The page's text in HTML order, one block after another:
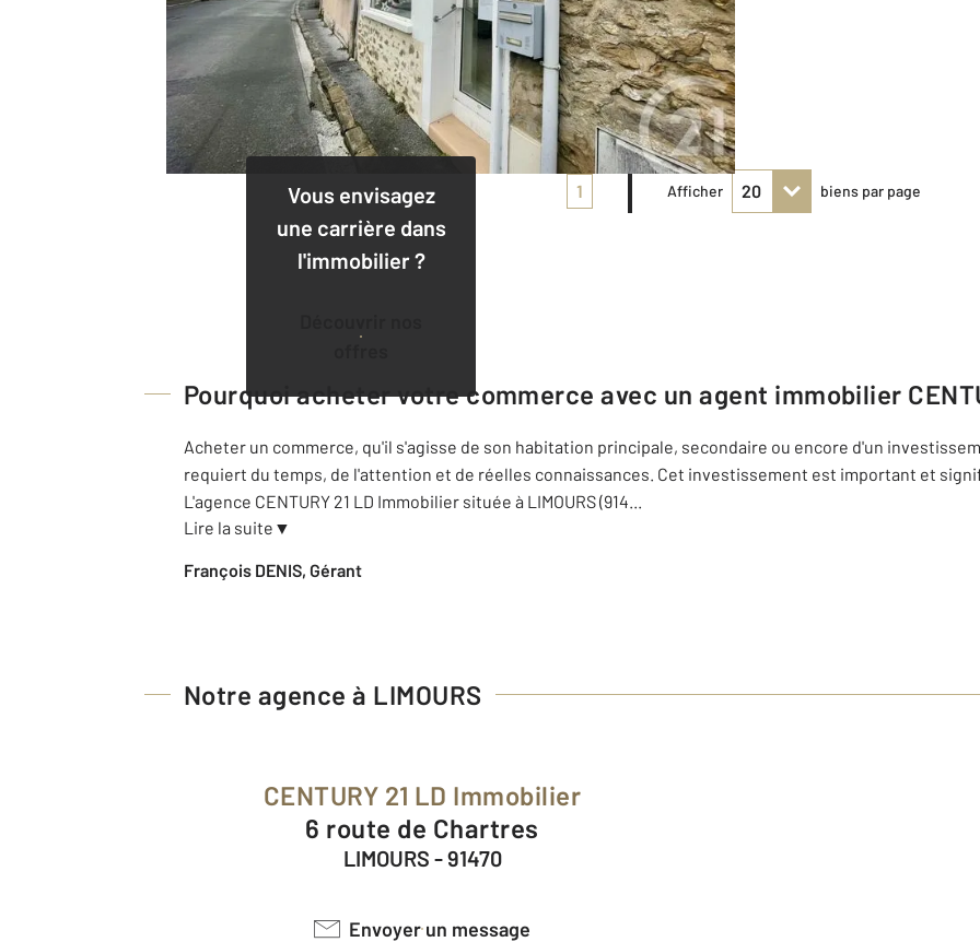
Vous envisagez
une carrière dans
l'immobilier ?
1 Afficher biens par page
Pourquoi acheter votre commerce avec un agent immobilier
Acheter un commerce, qu'il s'agisse de son habitation principale, secondaire ou encore d'un
requiert du temps, de l'attention et de réelles connaissances. Cet investissement est important et
L'agence CENTURY 21 LD Immobilier située à LIMOURS (914...
Lire la suite ▼
François DENIS, Gérant
Notre agence à LIMOURS
CENTURY 21 LD Immobilier
6 route de Chartres
LIMOURS - 91470
Envoyer un message